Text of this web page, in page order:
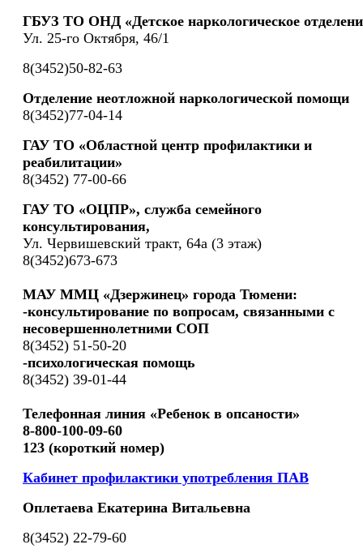
ГБУЗ ТО ОНД «Детское наркологическое
Ул. 25-го Октября, 46/1
8(3452)50-82-63
Отделение неотложной наркологической помощи
8(3452)77-04-14
ГАУ ТО «Областной центр профилактики и
реабилитации»
8(3452) 77-00-66
ГАУ ТО «ОЦПР», служба семейного
консультирования,
Ул. Червишевский тракт, 64а (3 этаж)
8(3452)673-673
МАУ ММЦ «Дзержинец» города Тюмени:
-консультирование по вопросам, связанными с
несовершеннолетними СОП
8(3452) 51-50-20
-психологическая помощь
8(3452) 39-01-44
Телефонная линия «Ребенок в опсаности»
8-800-100-09-60
123 (короткий номер)
Кабинет профилактики употребления ПАВ
Оплетаева Екатерина Витальевна
8(3452) 22-79-60